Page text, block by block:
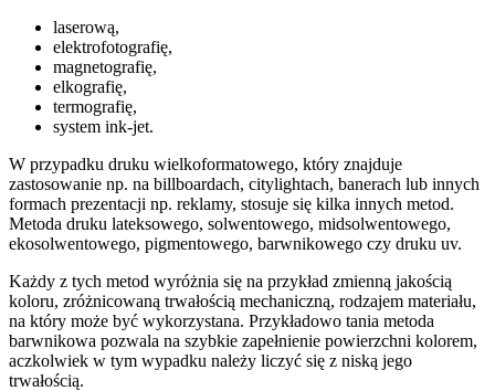
laserową,
elektrofotografię,
magnetografię,
elkografię,
termografię,
system ink-jet.
W przypadku druku wielkoformatowego, który znajduje
zastosowanie np. na billboardach, citylightach, banerach lub innych
formach prezentacji np. reklamy, stosuje się kilka innych metod.
Metoda druku lateksowego, solwentowego, midsolwentowego,
ekosolwentowego, pigmentowego, barwnikowego czy druku uv.
Każdy z tych metod wyróżnia się na przykład zmienną jakością
koloru, zróżnicowaną trwałością mechaniczną, rodzajem materiału,
na który może być wykorzystana. Przykładowo tania metoda
barwnikowa pozwala na szybkie zapełnienie powierzchni kolorem,
aczkolwiek w tym wypadku należy liczyć się z niską jego
trwałością.